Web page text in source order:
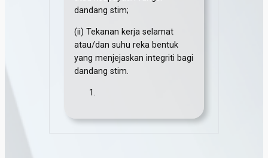
dandang stim;
(ii) Tekanan kerja selamat
atau/dan suhu reka bentuk
yang menjejaskan integriti bagi
dandang stim.